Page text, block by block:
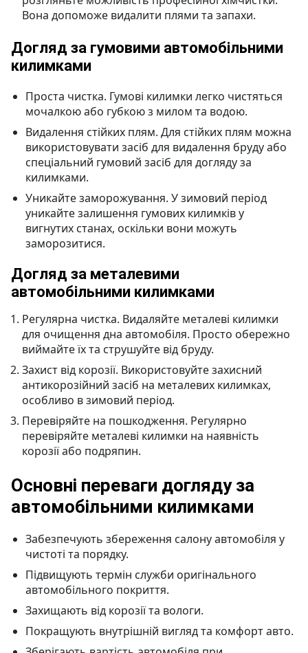
Вона допоможе видалити плями та запахи.
Догляд за гумовими автомобільними
килимками
Проста чистка. Гумові килимки легко чистяться
мочалкою або губкою з милом та водою.
Видалення стійких плям. Для стійких плям можна
використовувати засіб для видалення бруду або
спеціальний гумовий засіб для догляду за
килимками.
Уникайте заморожування. У зимовий період
уникайте залишення гумових килимків у
вигнутих станах, оскільки вони можуть
заморозитися.
Догляд за металевими
автомобільними килимками
Регулярна чистка. Видаляйте металеві килимки
для очищення дна автомобіля. Просто обережно
виймайте їх та струшуйте від бруду.
Захист від корозії. Використовуйте захисний
антикорозійний засіб на металевих килимках,
особливо в зимовий період.
Перевіряйте на пошкодження. Регулярно
перевіряйте металеві килимки на наявність
корозії або подряпин.
Основні переваги догляду за
автомобільними килимками
Забезпечують збереження салону автомобіля у
чистоті та порядку.
Підвищують термін служби оригінального
автомобільного покриття.
Захищають від корозії та вологи.
Покращують внутрішній вигляд та комфорт авто.